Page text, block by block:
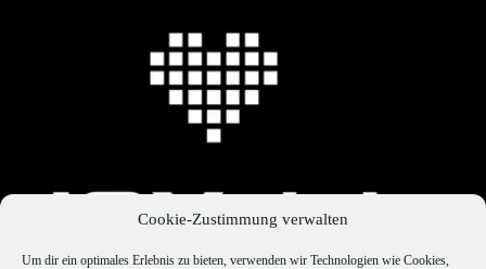
Cookie-Zustimmung verwalten
Um dir ein optimales Erlebnis zu bieten, verwenden wir Technologien wie Cookies,